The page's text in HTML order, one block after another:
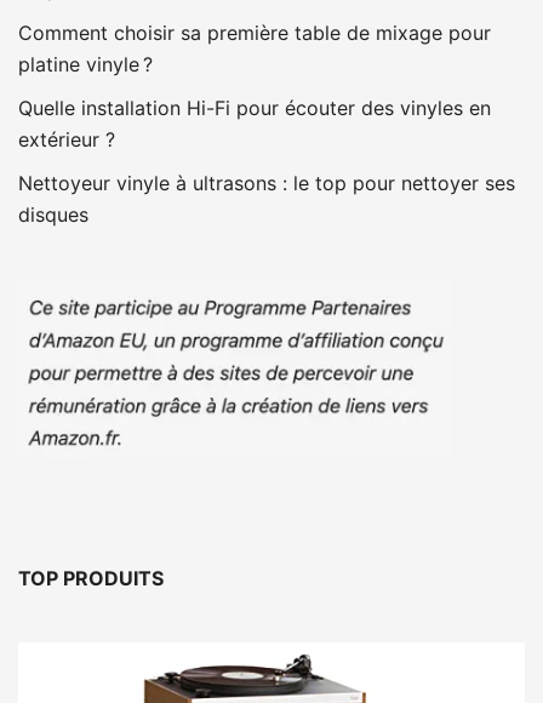
Comment choisir sa première table de mixage pour
platine vinyle ?
Quelle installation Hi-Fi pour écouter des vinyles en
extérieur ?
Nettoyeur vinyle à ultrasons : le top pour nettoyer ses
disques
TOP PRODUITS